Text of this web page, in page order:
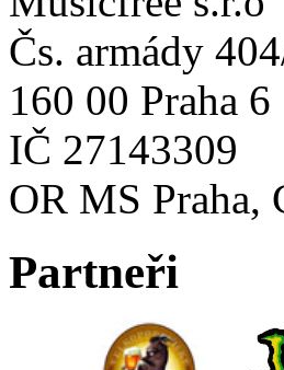
Čs. armády
160 00 Praha 6
IČ 27143309
OR MS Praha,
Partneři